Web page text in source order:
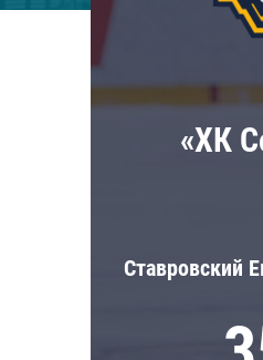
«ХК
Ставровский